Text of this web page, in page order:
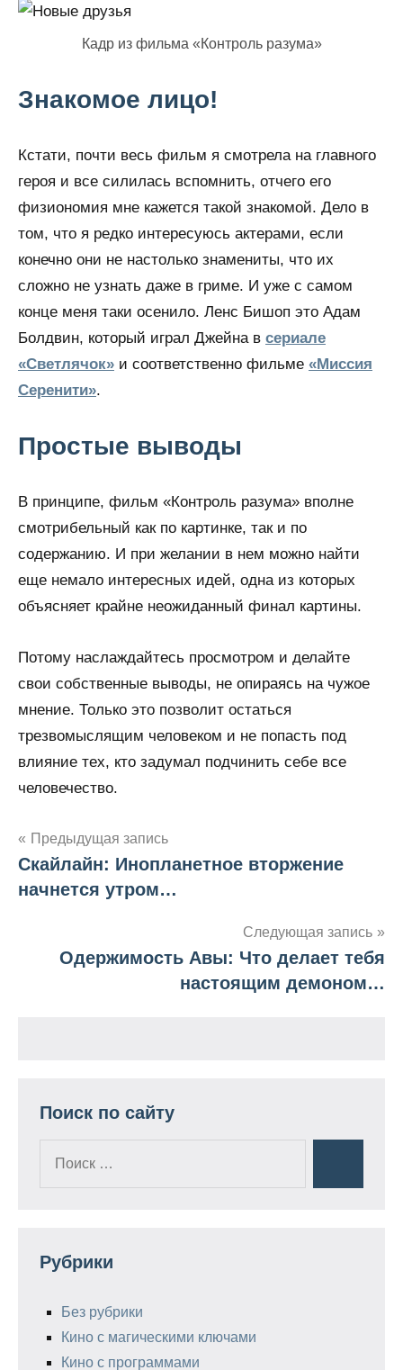
Кадр из фильма «Контроль разума»
Знакомое лицо!
Кстати, почти весь фильм я смотрела на главного
героя и все силилась вспомнить, отчего его
физиономия мне кажется такой знакомой. Дело в
том, что я редко интересуюсь актерами, если
конечно они не настолько знамениты, что их
сложно не узнать даже в гриме. И уже с самом
конце меня таки осенило. Ленс Бишоп это Адам
Болдвин, который играл Джейна в сериале
«Светлячок» и соответственно фильме «Миссия
Серенити».
Простые выводы
В принципе, фильм «Контроль разума» вполне
смотрибельный как по картинке, так и по
содержанию. И при желании в нем можно найти
еще немало интересных идей, одна из которых
объясняет крайне неожиданный финал картины.
Потому наслаждайтесь просмотром и делайте
свои собственные выводы, не опираясь на чужое
мнение. Только это позволит остаться
трезвомыслящим человеком и не попасть под
влияние тех, кто задумал подчинить себе все
человечество.
Навигация
по
Предыдущая запись
Скайлайн: Инопланетное вторжение
начнется утром…
Следующая запись
Одержимость Авы: Что делает тебя
настоящим демоном…
Поиск по сайту
Рубрики
Без рубрики
Кино с магическими ключами
Кино с программами